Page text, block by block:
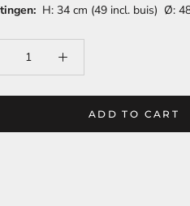
H: 34 cm (49 incl. buis) Ø:
ADD TO CART